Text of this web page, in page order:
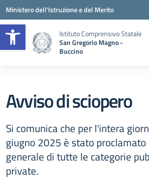
Apri la barra degli
Vai ai contenuti
Vai al menu di navigazione
Vai al footer
Ministero dell'Istruzione e del Merito
Istituto Comprensivo Statale
San Gregorio Magno -
Buccino
Avviso di sciopero
Si comunica che per l'intera
giugno 2025 è stato proclamato
generale di tutte le categorie
private.